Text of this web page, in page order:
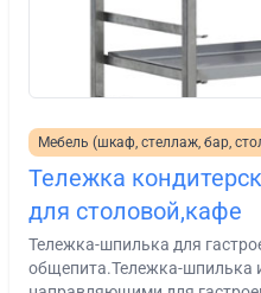
Мебель (шкаф, стеллаж, бар,
Тележка
для столовой,кафе
Тележка-шпилька для
общепита.Тележка-шпилька